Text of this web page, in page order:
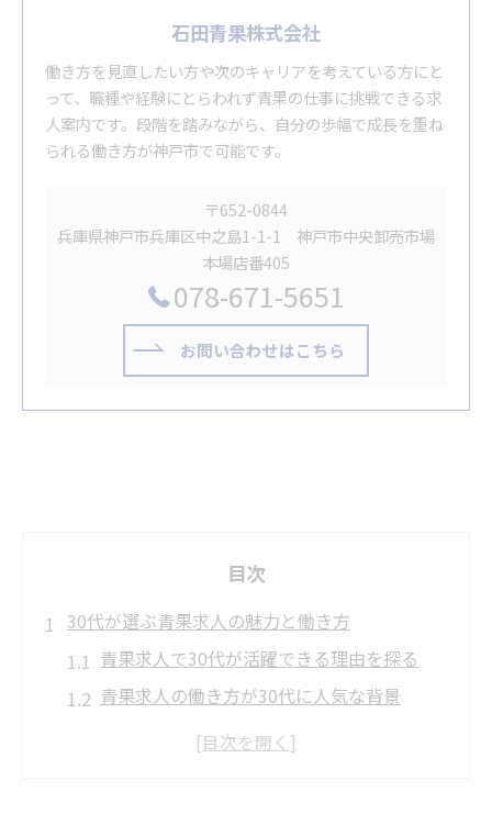
石田青果株式会社
働き方を見直したい方や次のキャリアを考えている方にと
って、職種や経験にとらわれず青果の仕事に挑戦できる求
人案内です。段階を踏みながら、自分の歩幅で成長を重ね
られる働き方が神戸市で可能です。
〒652-0844
兵庫県神戸市兵庫区中之島1-1-1 神戸市中央卸売市場
本場店番405
078-671-5651
お問い合わせはこちら
目次
30代が選ぶ青果求人の魅力と働き方
青果求人で30代が活躍できる理由を探る
青果求人の働き方が30代に人気な背景
30代転職者が青果求人を選ぶメリット